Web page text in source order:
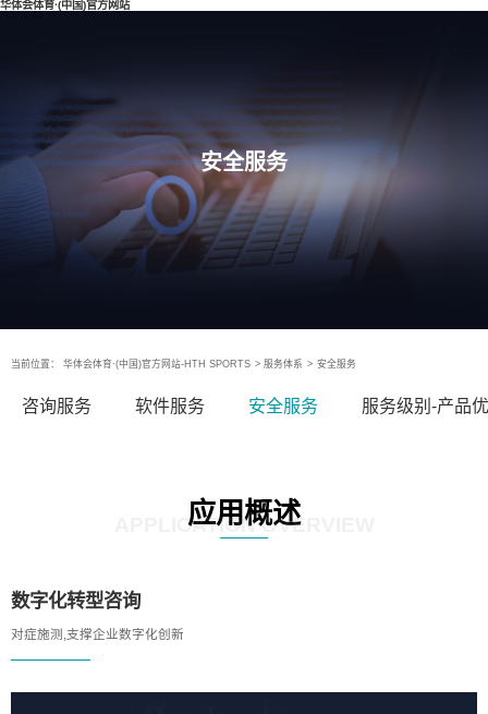
华体会体育·(中国)官方网站
安全服务
当前位置： 华体会体育·(中国)官方网站-HTH SPORTS > 服务体系 > 安全服务
咨询服务 软件服务 安全服务 服务级别-产品
应用概述
APPLICATION OVERVIEW
数字化转型咨询
对症施测,支撑企业数字化创新